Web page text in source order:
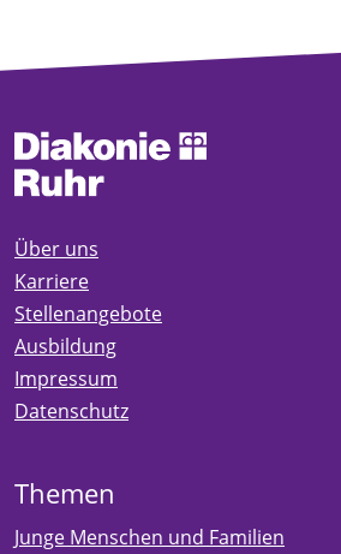
Über uns
Karriere
Stellenangebote
Ausbildung
Impressum
Datenschutz
Themen
Junge Menschen und Familien